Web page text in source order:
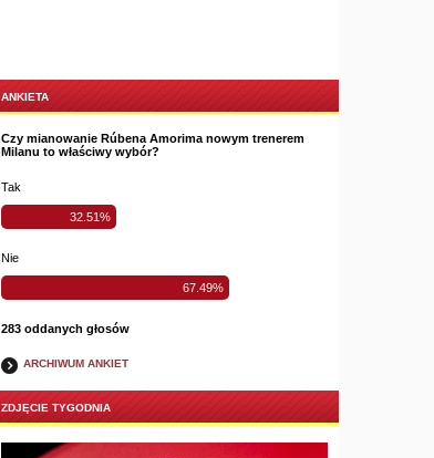
ANKIETA
Czy mianowanie Rúbena Amorima nowym trenerem
Milanu to właściwy wybór?
Tak
32.51%
Nie
67.49%
283 oddanych głosów
ARCHIWUM ANKIET
ZDJĘCIE TYGODNIA